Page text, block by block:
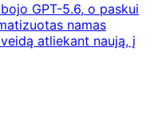
GPT-5.6, o paskui
namas
atliekant naują, į